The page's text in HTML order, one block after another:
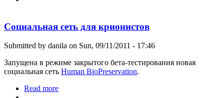
Социальная сеть для крионистов
Submitted by danila on Sun, 09/11/2011 - 17:46
Запущена в режиме закрытого бета-тестирования новая
социальная сеть Human BioPreservation.
Read more